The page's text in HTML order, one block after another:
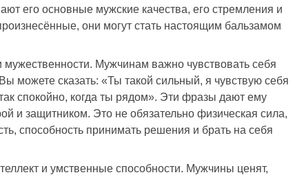
его основные мужские качества, его стремления и
они могут стать настоящим бальзамом
Мужчинам важно чувствовать себя
можете сказать: «Ты такой сильный, я чувствую себя
спокойно, когда ты рядом». Эти фразы дают ему
и защитником. Это не обязательно физическая сила,
способность принимать решения и брать на себя
и умственные способности. Мужчины ценят,